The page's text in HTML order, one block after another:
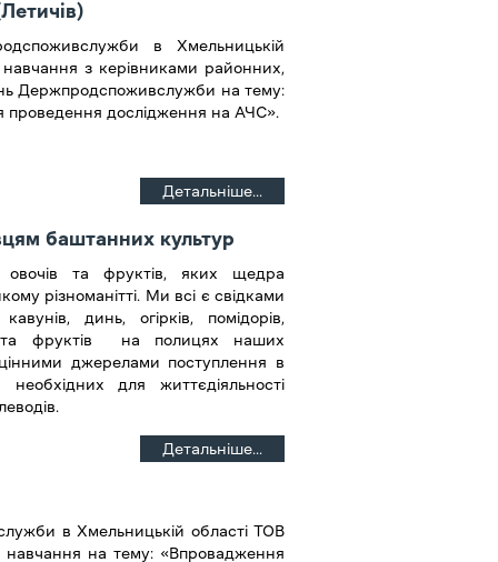
в Хмельницькій
навчання з керівниками районних,
Держпродспоживслужби на тему:
проведення дослідження на АЧС».
Детальніше...
баштанних культур
та фруктів, яких щедра
різноманітті. Ми всі є свідками
динь, огірків, помідорів,
та фруктів на полицях наших
джерелами поступлення в
для життєдіяльності
Детальніше...
в Хмельницькій області ТОВ
на тему: «Впровадження